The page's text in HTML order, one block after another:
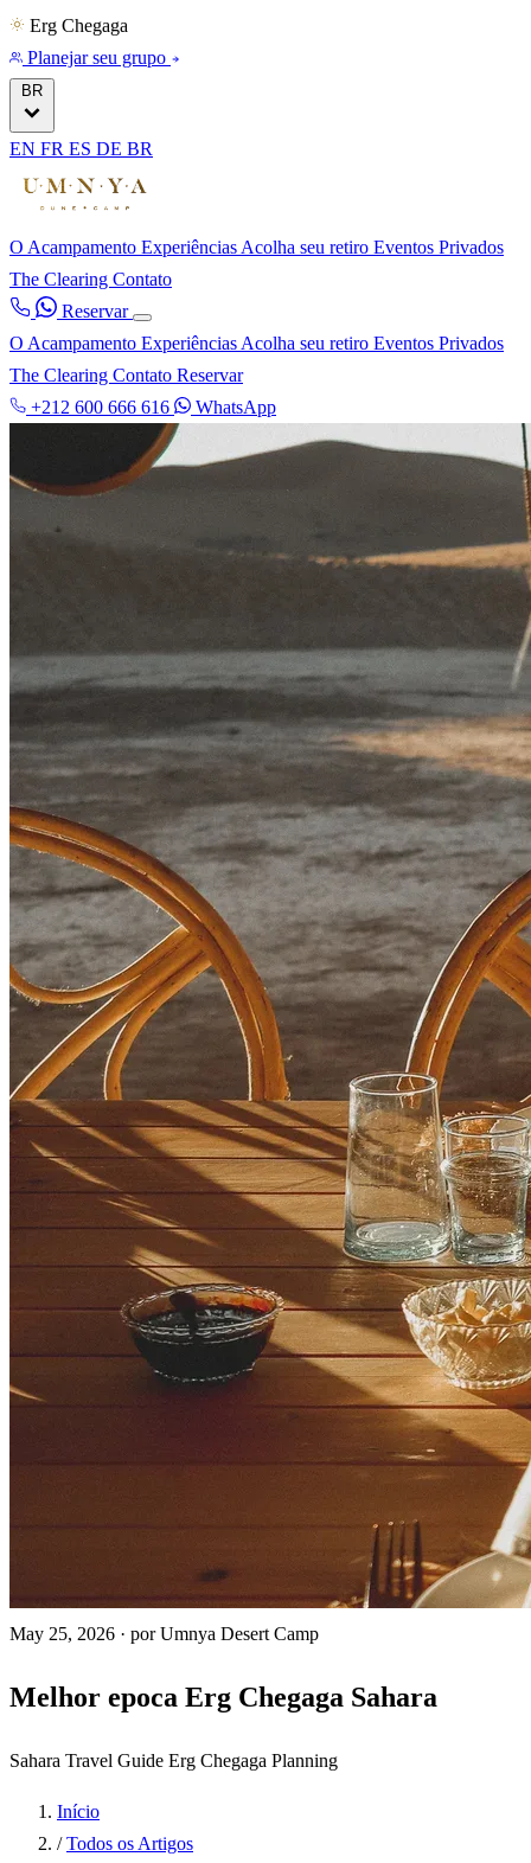
Erg Chegaga
Planejar seu grupo
BR
EN FR ES DE BR
O Acampamento Experiências Acolha seu retiro Eventos Privados
The Clearing Contato
Reservar
O Acampamento Experiências Acolha seu retiro Eventos Privados
The Clearing Contato Reservar
+212 600 666 616
WhatsApp
May 25, 2026 · por Umnya Desert Camp
Melhor epoca Erg Chegaga Sahara
Sahara Travel Guide Erg Chegaga Planning
Início
/ Todos os Artigos